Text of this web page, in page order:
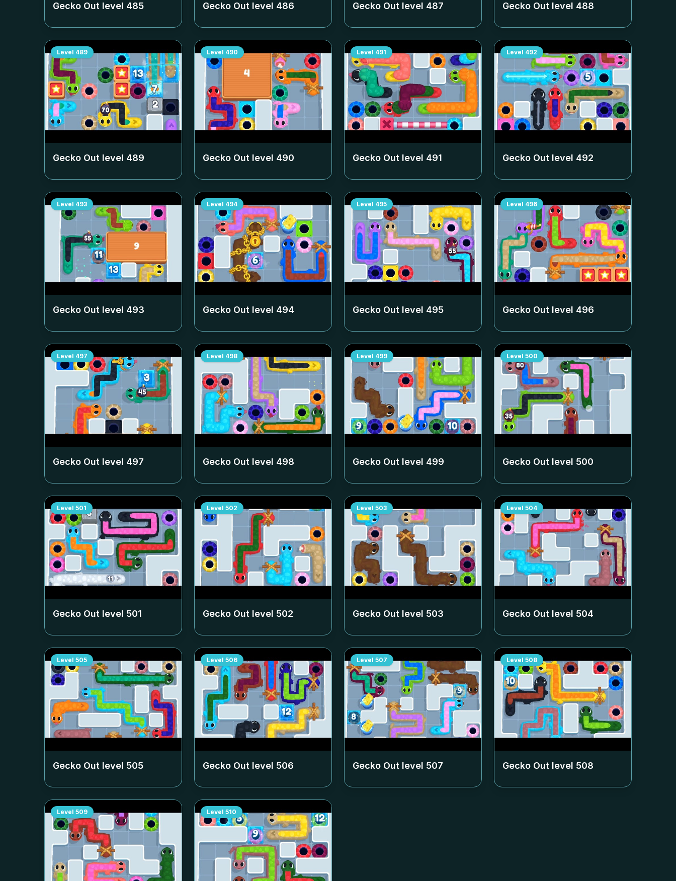
Gecko Out level 485 Gecko Out level 486 Gecko Out level 487 Gecko Out level 488
Level 489
Gecko Out level 489
Level 490
Gecko Out level 490
Level 491
Gecko Out level 491
Level 492
Gecko Out level 492
Level 493
Gecko Out level 493
Level 494
Gecko Out level 494
Level 495
Gecko Out level 495
Level 496
Gecko Out level 496
Level 497
Gecko Out level 497
Level 498
Gecko Out level 498
Level 499
Gecko Out level 499
Level 500
Gecko Out level 500
Level 501
Gecko Out level 501
Level 502
Gecko Out level 502
Level 503
Gecko Out level 503
Level 504
Gecko Out level 504
Level 505
Gecko Out level 505
Level 506
Gecko Out level 506
Level 507
Gecko Out level 507
Level 508
Gecko Out level 508
Level 509 Level 510